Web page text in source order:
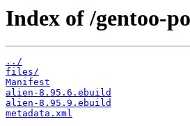
Index of /gentoo-
../
files/
Manifest
alien-8.95.6.ebuild
alien-8.95.9.ebuild
metadata.xml